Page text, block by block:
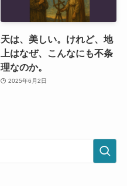
天は、美しい。けれど、地
上はなぜ、こんなにも不条
理なのか。
2025年6月2日